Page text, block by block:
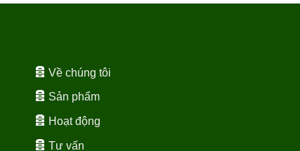
Về chúng tôi
Sản phẩm
Hoạt động
Tư vấn